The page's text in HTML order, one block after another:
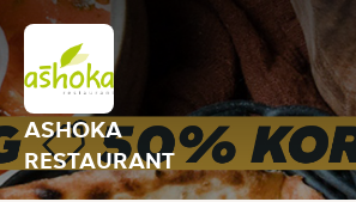
ASHOKA
RESTAURANT